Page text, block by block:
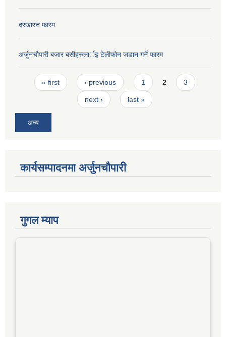
दरखास्त फारम
अर्जुनचौपारी बजार बसीहरुलार्इ टेलीफोन जडान गर्ने फारम
Pages
« first ‹ previous 1 2 3
next › last »
अन्य
कार्यसम्पादनमा अर्जुनचौपारी
गुगल म्याप